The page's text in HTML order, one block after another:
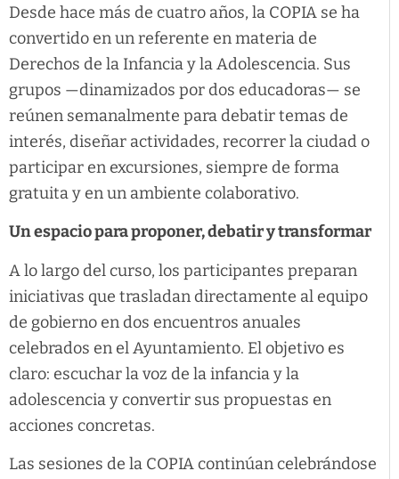
Desde hace más de cuatro años, la COPIA se ha
convertido en un referente en materia de
Derechos de la Infancia y la Adolescencia. Sus
grupos —dinamizados por dos educadoras— se
reúnen semanalmente para debatir temas de
interés, diseñar actividades, recorrer la ciudad o
participar en excursiones, siempre de forma
gratuita y en un ambiente colaborativo.
Un espacio para proponer, debatir y transformar
A lo largo del curso, los participantes preparan
iniciativas que trasladan directamente al equipo
de gobierno en dos encuentros anuales
celebrados en el Ayuntamiento. El objetivo es
claro: escuchar la voz de la infancia y la
adolescencia y convertir sus propuestas en
acciones concretas.
Las sesiones de la COPIA continúan celebrándose